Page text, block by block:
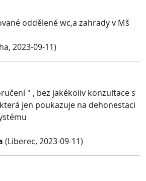
oddělené wc,a zahrady v Mš
2023-09-11)
" , bez jakékoliv konzultace s
jen poukazuje na dehonestaci
(Liberec, 2023-09-11)